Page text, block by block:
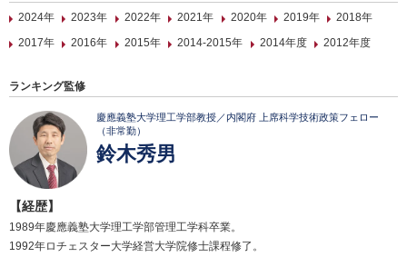
2024年
2023年 2022年 2021年 2020年 2019年
2018年
2017年
2016年 2015年 2014-2015年 2014年度 2012年度
ランキング監修
慶應義塾大学理工学部教授／内閣府 上席科学技術政策フェロー
（非常勤）
鈴木秀男
【経歴】
1989年慶應義塾大学理工学部管理工学科卒業。
1992年ロチェスター大学経営大学院修士課程修了。